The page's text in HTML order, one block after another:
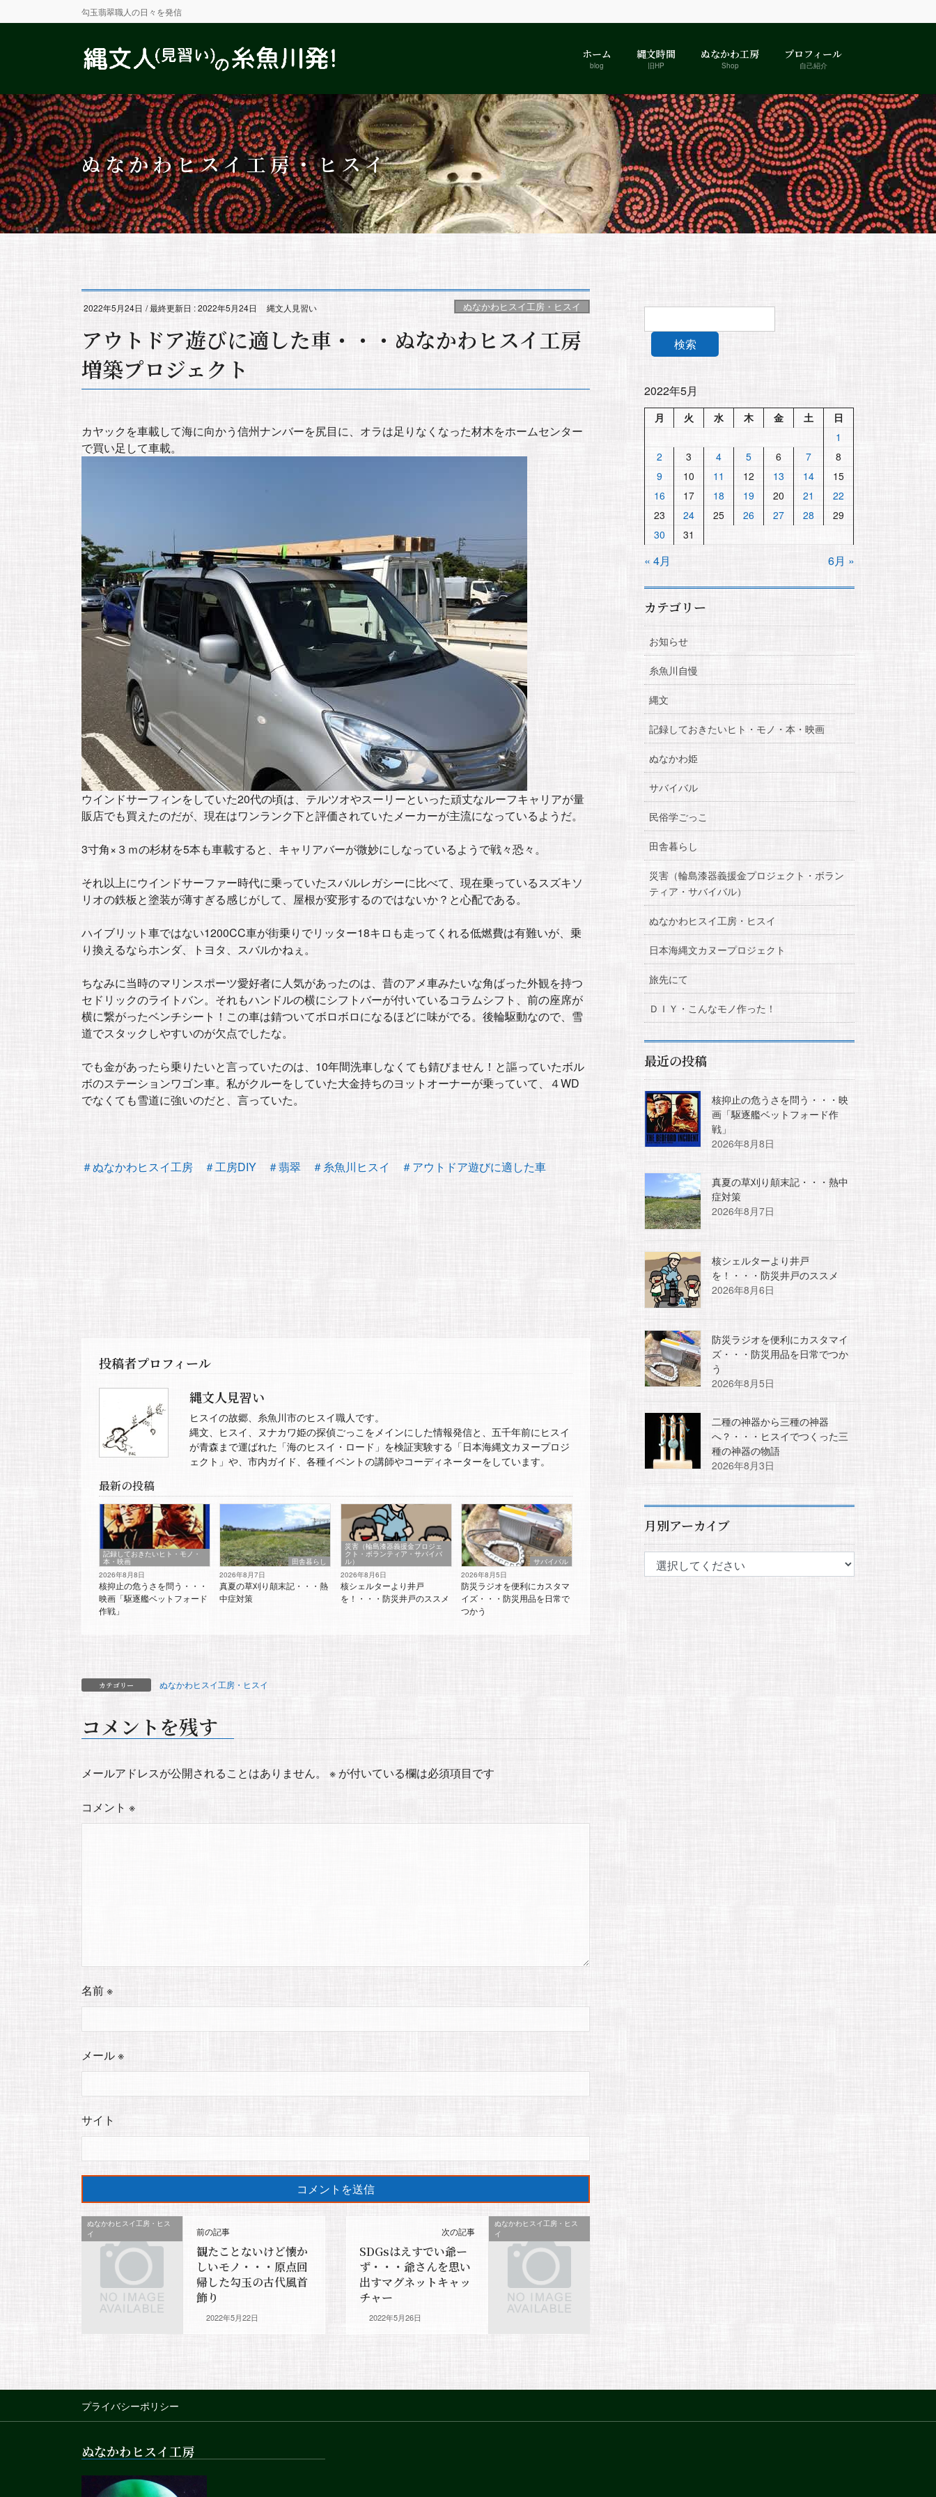
勾玉翡翠職人の日々を発信
ホーム
blog
縄文時間
旧HP
ぬなかわ工房
Shop
プロフィール
自己紹介
ぬなかわヒスイ工房・ヒスイ
2022年5月24日 / 最終更新日 :2022年5月24日 縄文人見習い ぬなかわヒスイ工房・ヒスイ
アウトドア遊びに適した車・・・ぬなかわヒスイ工房
増築プロジェクト
カヤックを車載して海に向かう信州ナンバーを尻目に、オラは足りなくなった材木をホームセンター
で買い足して車載。
ウインドサーフィンをしていた20代の頃は、テルツオやスーリーといった頑丈なルーフキャリアが量
販店でも買えたのだが、現在はワンランク下と評価されていたメーカーが主流になっているようだ。
3寸角×３ｍの杉材を5本も車載すると、キャリアバーが微妙にしなっているようで戦々恐々。
それ以上にウインドサーファー時代に乗っていたスバルレガシーに比べて、現在乗っているスズキソ
リオの鉄板と塗装が薄すぎる感じがして、屋根が変形するのではないか？と心配である。
ハイブリット車ではない1200CC車が街乗りでリッター18キロも走ってくれる低燃費は有難いが、乗
り換えるならホンダ、トヨタ、スバルかねぇ。
ちなみに当時のマリンスポーツ愛好者に人気があったのは、昔のアメ車みたいな角ばった外観を持つ
セドリックのライトバン。それもハンドルの横にシフトバーが付いているコラムシフト、前の座席が
横に繋がったベンチシート！この車は錆ついてボロボロになるほどに味がでる。後輪駆動なので、雪
道でスタックしやすいのが欠点でしたな。
でも金があったら乗りたいと言っていたのは、10年間洗車しなくても錆びません！と謳っていたボル
ボのステーションワゴン車。私がクルーをしていた大金持ちのヨットオーナーが乗っていて、４WD
でなくても雪道に強いのだと、言っていた。
＃ぬなかわヒスイ工房 ＃工房DIY ＃翡翠 ＃糸魚川ヒスイ ＃アウトドア遊びに適した車
投稿者プロフィール
縄文人見習い
ヒスイの故郷、糸魚川市のヒスイ職人です。
縄文、ヒスイ、ヌナカワ姫の探偵ごっこをメインにした情報発信と、五千年前にヒスイ
が青森まで運ばれた「海のヒスイ・ロード」を検証実験する「日本海縄文カヌープロジ
ェクト」や、市内ガイド、各種イベントの講師やコーディネーターをしています。
最新の投稿
記録しておきたいヒト・モノ・
本・映画
2026年8月8日
核抑止の危うさを問う・・・
映画「駆逐艦ベットフォード
作戦」
田舎暮らし
2026年8月7日
真夏の草刈り顛末記・・・熱
中症対策
災害（輪島漆器義援金プロジェ
クト・ボランティア・サバイバ
ル）
2026年8月6日
核シェルターより井戸
を！・・・防災井戸のススメ
サバイバル
2026年8月5日
防災ラジオを便利にカスタマ
イズ・・・防災用品を日常で
つかう
カテゴリー ぬなかわヒスイ工房・ヒスイ
コメントを残す
メールアドレスが公開されることはありません。 ※ が付いている欄は必須項目です
コメント ※
名前※
メール※
サイト
ぬなかわヒスイ工房・ヒス
イ
前の記事
観たことないけど懐か
しいモノ・・・原点回
帰した勾玉の古代風首
飾り
2022年5月22日
ぬなかわヒスイ工房・ヒス
イ
次の記事
SDGsはえすでい爺ー
ず・・・爺さんを思い
出すマグネットキャッ
チャー
2022年5月26日
検索
2022年5月
月 火 水 木 金 土
日
1
2
3 4 5 6 7
8
9
10 11 12 13 14
15
16
17 18 19 20 21
22
23
24 25 26 27 28
29
30
31
« 4月 6月 »
カテゴリー
お知らせ
糸魚川自慢
縄文
記録しておきたいヒト・モノ・本・映画
ぬなかわ姫
サバイバル
民俗学ごっこ
田舎暮らし
災害（輪島漆器義援金プロジェクト・ボラン
ティア・サバイバル）
ぬなかわヒスイ工房・ヒスイ
日本海縄文カヌープロジェクト
旅先にて
ＤＩＹ・こんなモノ作った！
最近の投稿
核抑止の危うさを問う・・・映
画「駆逐艦ベットフォード作
戦」
2026年8月8日
真夏の草刈り顛末記・・・熱中
症対策
2026年8月7日
核シェルターより井戸
を！・・・防災井戸のススメ
2026年8月6日
防災ラジオを便利にカスタマイ
ズ・・・防災用品を日常でつか
う
2026年8月5日
二種の神器から三種の神器
へ？・・・ヒスイでつくった三
種の神器の物語
2026年8月3日
月別アーカイブ
プライバシーポリシー
ぬなかわヒスイ工房